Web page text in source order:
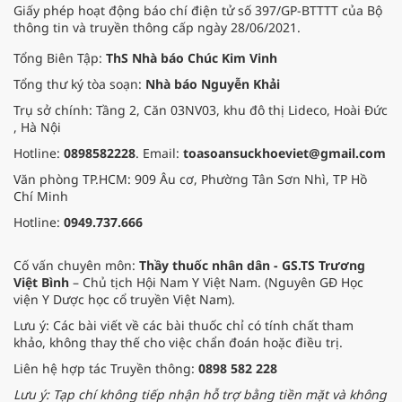
Giấy phép hoạt động báo chí điện tử số 397/GP-BTTTT của Bộ
thông tin và truyền thông cấp ngày 28/06/2021.
Tổng Biên Tập: ThS Nhà báo Chúc Kim Vinh
Tổng thư ký tòa soạn: Nhà báo Nguyễn Khải
Trụ sở chính: Tầng 2, Căn 03NV03, khu đô thị Lideco, Hoài Đức
, Hà Nội
Hotline: 0898582228. Email: toasoansuckhoeviet@gmail.com
Văn phòng TP.HCM: 909 Âu cơ, Phường Tân Sơn Nhì, TP Hồ
Chí Minh
Hotline: 0949.737.666
Cố vấn chuyên môn: Thầy thuốc nhân dân - GS.TS Trương
Việt Bình – Chủ tịch Hội Nam Y Việt Nam. (Nguyên GĐ Học
viện Y Dược học cổ truyền Việt Nam).
Lưu ý: Các bài viết về các bài thuốc chỉ có tính chất tham
khảo, không thay thế cho việc chẩn đoán hoặc điều trị.
Liên hệ hợp tác Truyền thông: 0898 582 228
Lưu ý: Tạp chí không tiếp nhận hỗ trợ bằng tiền mặt và không